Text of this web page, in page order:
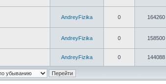
AndreyFizika 0 164260
AndreyFizika 0 158500
AndreyFizika 0 144088